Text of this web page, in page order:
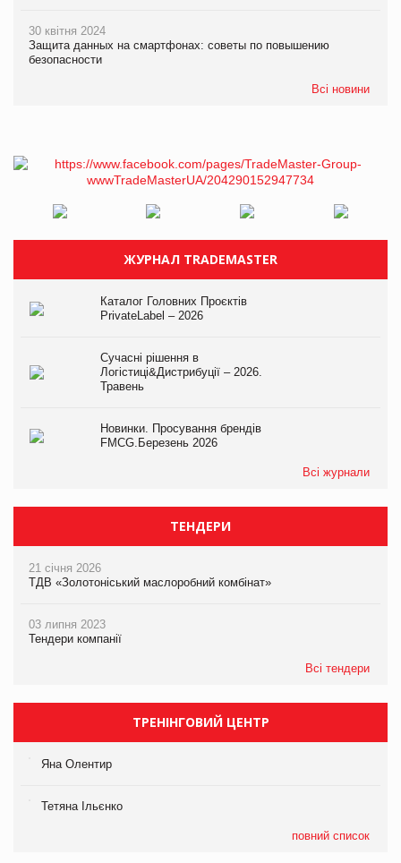
30 квітня 2024
Защита данных на смартфонах: советы по повышению
безопасности
Всі новини
ЖУРНАЛ TRADEMASTER
Каталог Головних Проєктів
PrivateLabel – 2026
Сучасні рішення в
Логістиці&Дистрибуції – 2026.
Травень
Новинки. Просування брендів
FMCG.Березень 2026
Всі журнали
ТЕНДЕРИ
21 січня 2026
ТДВ «Золотоніський маслоробний комбінат»
03 липня 2023
Тендери компанії
Всі тендери
ТРЕНІНГОВИЙ ЦЕНТР
Яна Олентир
Тетяна Ільєнко
повний список